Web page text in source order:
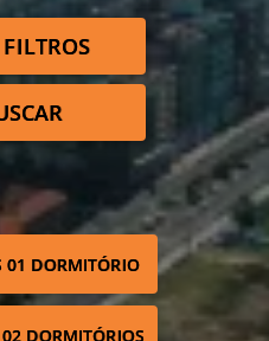
01 DORMITÓRIO
DORMITÓRIOS